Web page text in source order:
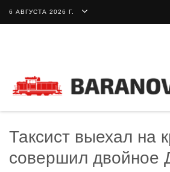
6 АВГУСТА 2026 Г.
Таксист выехал на
совершил двойное